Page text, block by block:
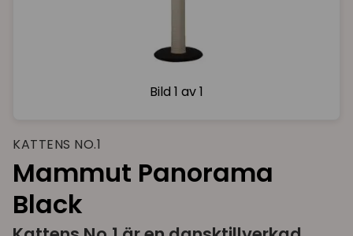
Bild 1 av 1
KATTENS NO.1
Mammut Panorama
Black